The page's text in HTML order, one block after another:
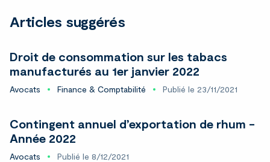
Articles suggérés
Droit de consommation sur les tabacs
manufacturés au 1er janvier 2022
Avocats Finance & Comptabilité Publié le 23/11/2021
Contingent annuel d’exportation de rhum -
Année 2022
Avocats Publié le 8/12/2021